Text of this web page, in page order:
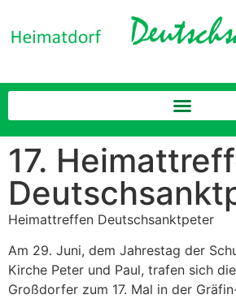
17.
Heimattreffen Deutschsanktpeter
Am 29. Juni, dem Jahrestag der
Kirche Peter und Paul, trafen sich
Großdorfer zum 17. Mal in der